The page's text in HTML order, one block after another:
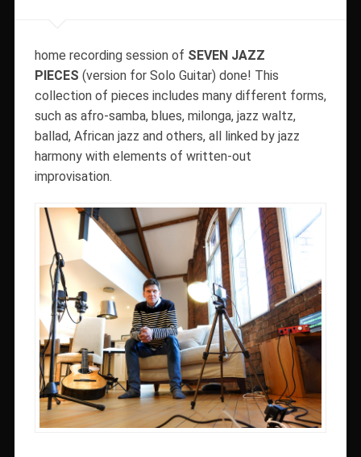
home recording session of SEVEN JAZZ
PIECES (version for Solo Guitar) done! This
collection of pieces includes many different forms,
such as afro-samba, blues, milonga, jazz waltz,
ballad, African jazz and others, all linked by jazz
harmony with elements of written-out
improvisation.